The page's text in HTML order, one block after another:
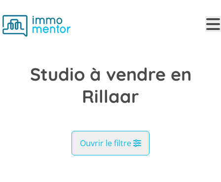
Studio à vendre en
Rillaar
Ouvrir le filtre